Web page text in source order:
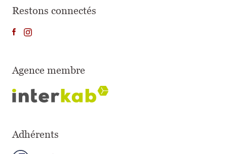
Restons connectés
Agence membre
Adhérents